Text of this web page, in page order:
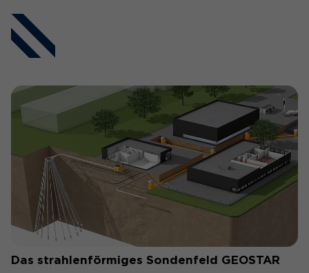
Das strahlenförmiges Sondenfeld GEOSTAR